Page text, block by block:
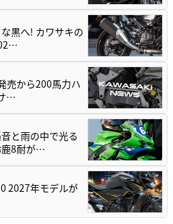
黒へ! カワサキの
売から200馬力ハ
…
と雨の中で光る
鹿8耐が…
2027年モデルが